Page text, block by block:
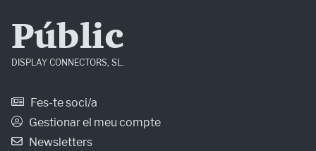
Públic
DISPLAY CONNECTORS, SL.
Fes-te soci/a
Gestionar el meu compte
Newsletters